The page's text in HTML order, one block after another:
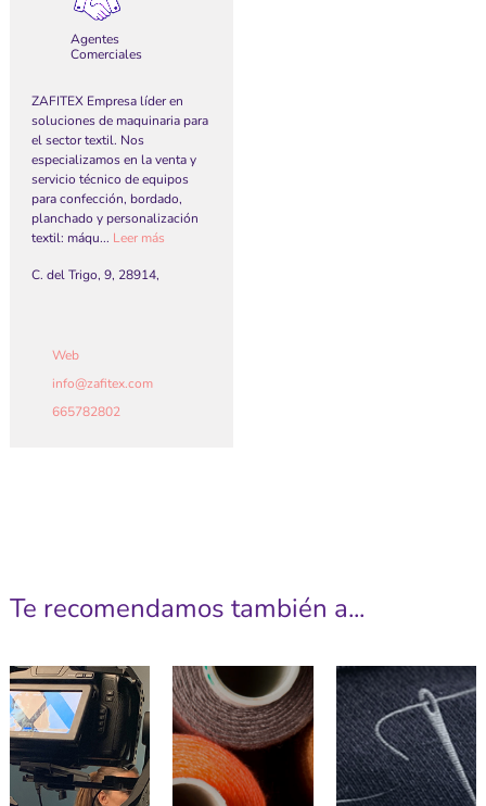
Agentes
Comerciales
ZAFITEX Empresa líder en
soluciones de maquinaria para
el sector textil. Nos
especializamos en la venta y
servicio técnico de equipos
para confección, bordado,
planchado y personalización
textil: máqu... Leer más
C. del Trigo, 9, 28914,
Web
info@zafitex.com
665782802
Te recomendamos también a...